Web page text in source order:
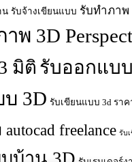
น รับจ้างเขียนแบบ รับทำภาพ
พ 3D
มิติ รับออกแบ
3D รับเขียนแบบ 3d ราค
freelance รับ